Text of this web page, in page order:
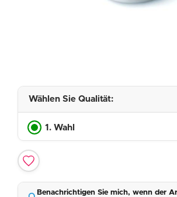
Wählen Sie Qualität:
1. Wahl
Benachrichtigen Sie mich, wenn der